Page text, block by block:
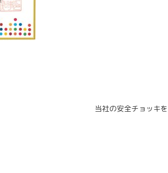
当社の安全チョッキ